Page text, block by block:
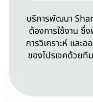
บริการพัฒนา
ต้องการใช้งาน ซึ่
การวิเคราะห์ และ
ของโปรเจคด้วย